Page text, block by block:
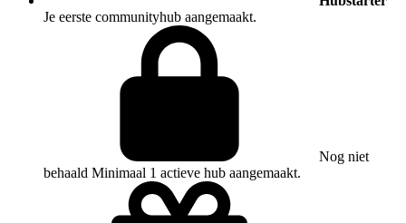
Je eerste communityhub aangemaakt.
Nog niet
behaald Minimaal 1 actieve hub aangemaakt.